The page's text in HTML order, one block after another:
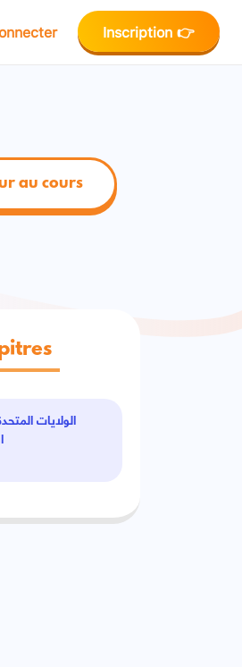
Inscription 👉
au cours
الولايات